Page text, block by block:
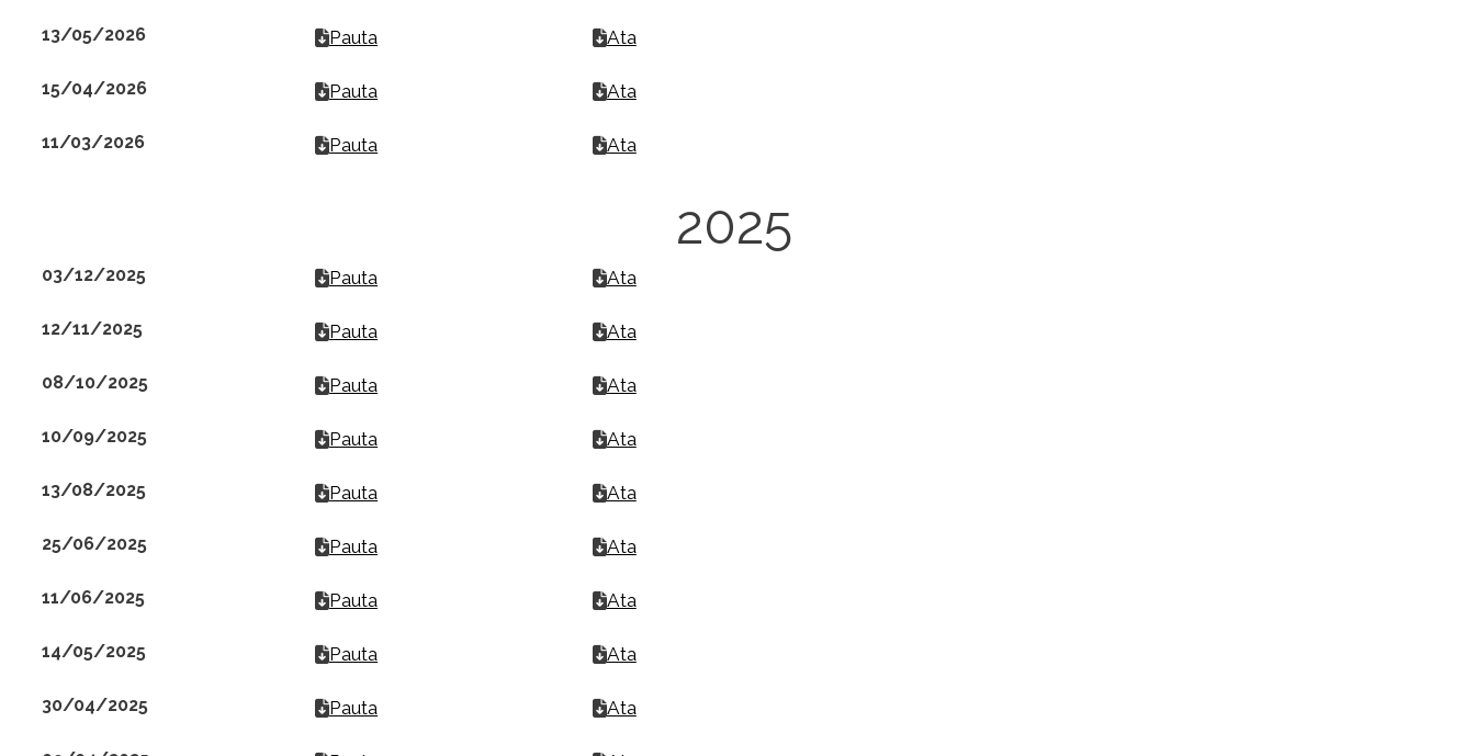
13/05/2026 Pauta Ata
15/04/2026 Pauta Ata
11/03/2026 Pauta Ata
2025
03/12/2025 Pauta Ata
12/11/2025 Pauta Ata
08/10/2025 Pauta Ata
10/09/2025 Pauta Ata
13/08/2025 Pauta Ata
25/06/2025 Pauta Ata
11/06/2025 Pauta Ata
14/05/2025 Pauta Ata
30/04/2025 Pauta Ata